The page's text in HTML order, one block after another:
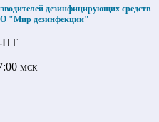
дезинфицирующих средств
"Мир дезинфекции"
МСК